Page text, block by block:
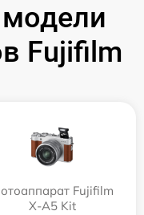
Fujifilm
Fujifilm
X-A5 Kit